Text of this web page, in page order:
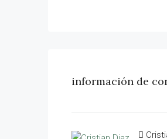
información de